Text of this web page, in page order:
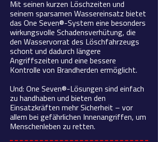
Mit seinen kurzen Löschzeiten und
seinem sparsamen Wassereinsatz bietet
das One Seven®-System eine besonders
wirkungsvolle Schadensverhütung, die
den Wasservorrat des Löschfahrzeugs
schont und dadurch längere
Angriffszeiten und eine bessere
Kontrolle von Brandherden ermöglicht.
Und: One Seven®-Lösungen sind einfach
zu handhaben und bieten den
Einsatzkräften mehr Sicherheit – vor
allem bei gefährlichen Innenangriffen, um
Menschenleben zu retten.